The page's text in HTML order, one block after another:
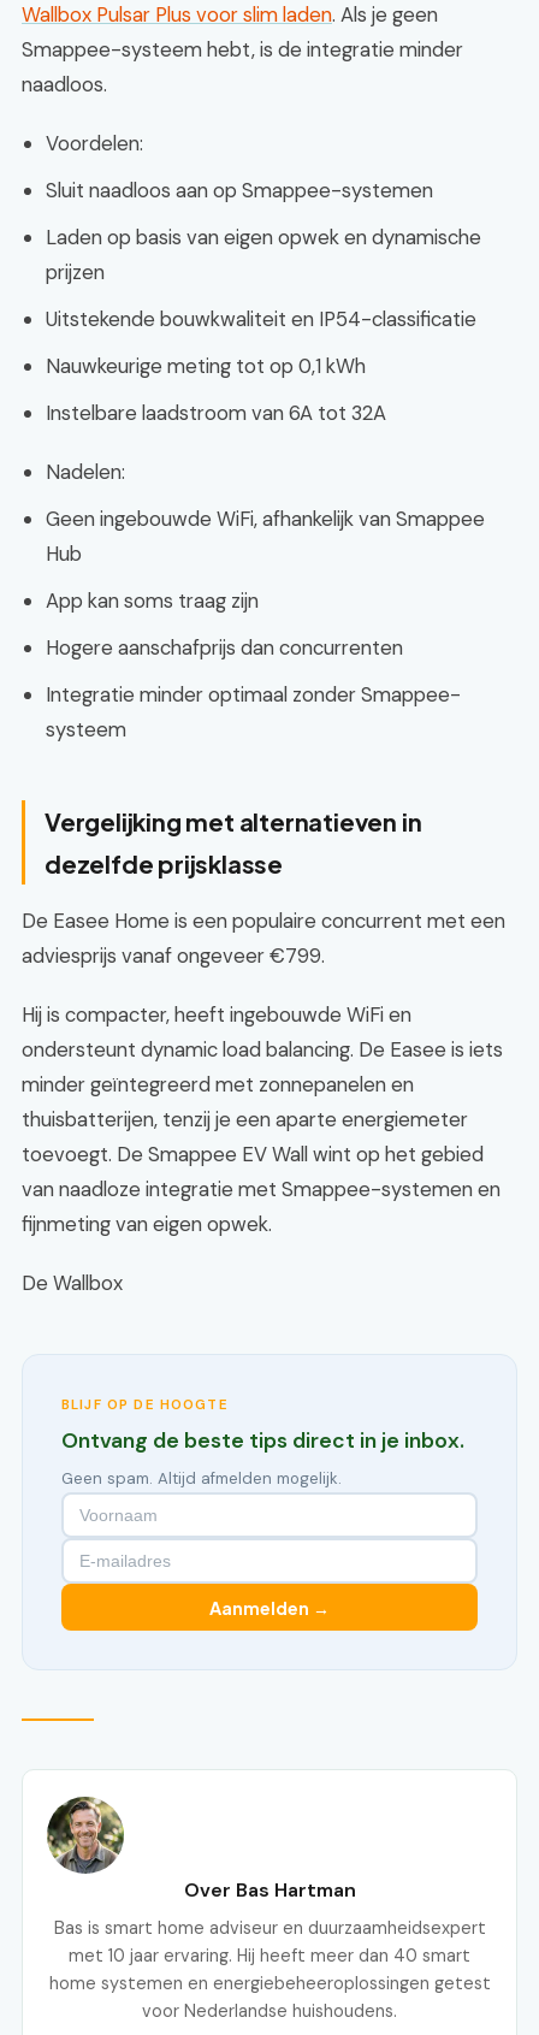
Wallbox Pulsar Plus voor slim laden. Als je geen
Smappee-systeem hebt, is de integratie minder
naadloos.
Voordelen:
Sluit naadloos aan op Smappee-systemen
Laden op basis van eigen opwek en dynamische
prijzen
Uitstekende bouwkwaliteit en IP54-classificatie
Nauwkeurige meting tot op 0,1 kWh
Instelbare laadstroom van 6A tot 32A
Nadelen:
Geen ingebouwde WiFi, afhankelijk van Smappee
Hub
App kan soms traag zijn
Hogere aanschafprijs dan concurrenten
Integratie minder optimaal zonder Smappee-
systeem
Vergelijking met alternatieven in
dezelfde prijsklasse
De Easee Home is een populaire concurrent met een
adviesprijs vanaf ongeveer €799.
Hij is compacter, heeft ingebouwde WiFi en
ondersteunt dynamic load balancing. De Easee is iets
minder geïntegreerd met zonnepanelen en
thuisbatterijen, tenzij je een aparte energiemeter
toevoegt. De Smappee EV Wall wint op het gebied
van naadloze integratie met Smappee-systemen en
fijnmeting van eigen opwek.
De Wallbox
BLIJF OP DE HOOGTE
Ontvang de beste tips direct in je inbox.
Geen spam. Altijd afmelden mogelijk.
Aanmelden →
Over Bas Hartman
Bas is smart home adviseur en duurzaamheidsexpert
met 10 jaar ervaring. Hij heeft meer dan 40 smart
home systemen en energiebeheeroplossingen getest
voor Nederlandse huishoudens.